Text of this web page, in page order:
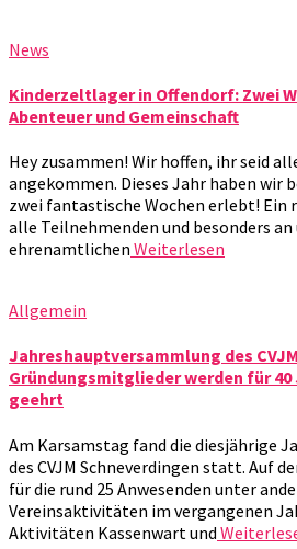
News
Kinderzeltlager in Offendorf: Zwei
Abenteuer und Gemeinschaft
Hey zusammen! Wir hoffen, ihr seid
angekommen. Dieses Jahr haben wir
zwei fantastische Wochen erlebt! Ein
alle Teilnehmenden und besonders an
ehrenamtlichen Weiterlesen
Allgemein
Jahreshauptversammlung des
Gründungsmitglieder werden für
geehrt
Am Karsamstag fand die diesjährige
des CVJM Schneverdingen statt. Auf
für die rund 25 Anwesenden unter
Vereinsaktivitäten im vergangenen
Aktivitäten Kassenwart und